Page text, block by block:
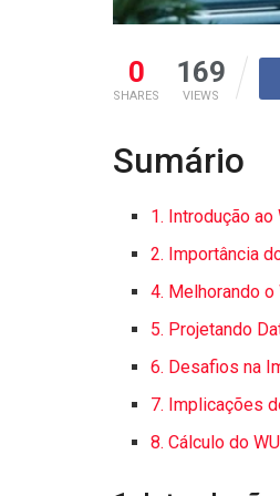
0
SHARES
169
VIEWS
Sumário
1. Introdução ao
2. Importância
4. Melhorando
5. Projetando
6. Desafios na
7. Implicações
8. Cálculo do